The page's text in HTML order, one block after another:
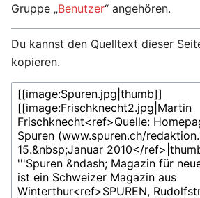
Gruppe „Benutzer“ angehören.
Du kannst den Quelltext dieser
kopieren.